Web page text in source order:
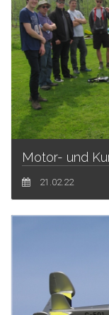
Motor- und
21.02.22